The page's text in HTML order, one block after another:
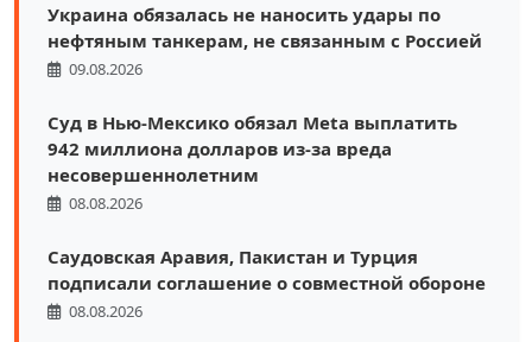
Украина обязалась не наносить удары по
нефтяным танкерам, не связанным с Россией
09.08.2026
Суд в Нью-Мексико обязал Meta выплатить
942 миллиона долларов из-за вреда
несовершеннолетним
08.08.2026
Саудовская Аравия, Пакистан и Турция
подписали соглашение о совместной обороне
08.08.2026